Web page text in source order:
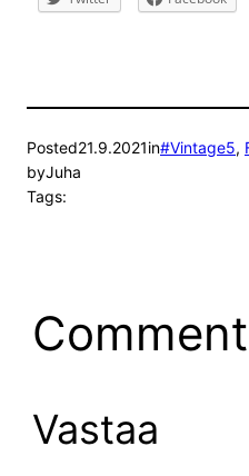
Posted21.9.2021in#Vintage5,
byJuha
Tags:
Vastaa